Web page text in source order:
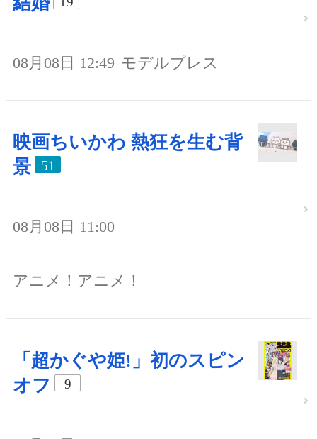
08月08日 12:49 モデルプレス
映画ちいかわ 熱狂を生む背
景
51
08月08日 11:00
アニメ！アニメ！
「超かぐや姫!」初のスピン
オフ
9